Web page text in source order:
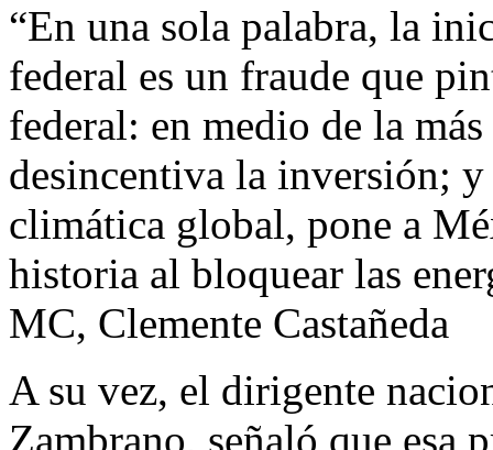
“En una sola palabra, la
federal es un fraude que
federal: en medio de la
desincentiva la inversión;
climática global, pone a
historia al bloquear las
MC, Clemente Castañeda
A su vez, el dirigente
Zambrano, señaló que esa